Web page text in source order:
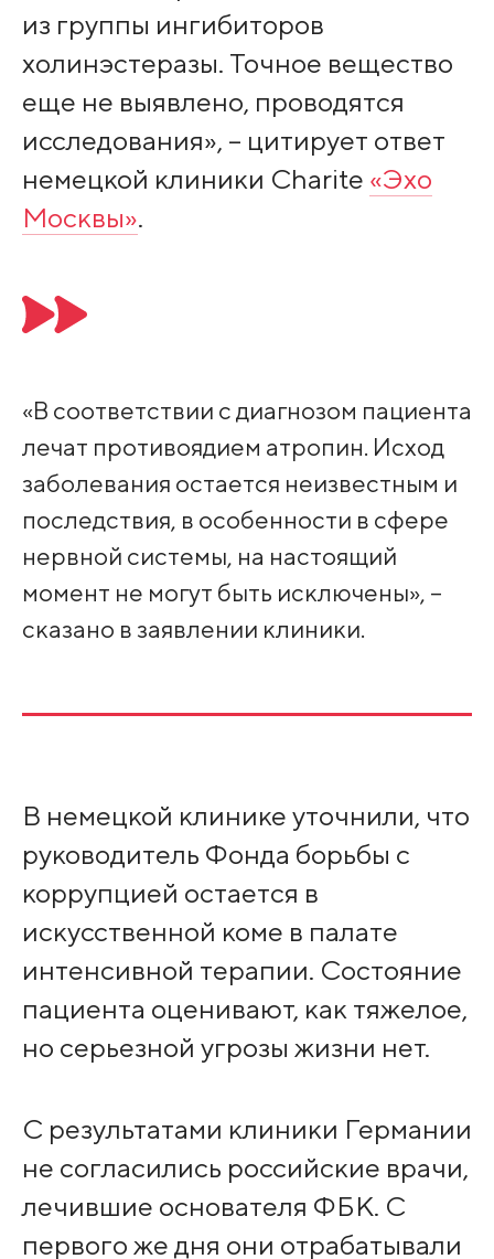
из группы ингибиторов
холинэстеразы. Точное вещество
еще не выявлено, проводятся
исследования», – цитирует ответ
немецкой клиники Сharite «Эхо
Москвы».
«В соответствии с диагнозом пациента
лечат противоядием атропин. Исход
заболевания остается неизвестным и
последствия, в особенности в сфере
нервной системы, на настоящий
момент не могут быть исключены», –
сказано в заявлении клиники.
В немецкой клинике уточнили, что
руководитель Фонда борьбы с
коррупцией остается в
искусственной коме в палате
интенсивной терапии. Состояние
пациента оценивают, как тяжелое,
но серьезной угрозы жизни нет.
С результатами клиники Германии
не согласились российские врачи,
лечившие основателя ФБК. С
первого же дня они отрабатывали